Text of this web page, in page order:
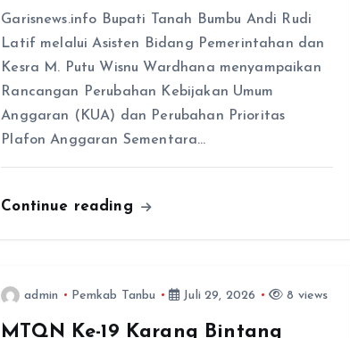
Garisnews.info Bupati Tanah Bumbu Andi Rudi
Latif melalui Asisten Bidang Pemerintahan dan
Kesra M. Putu Wisnu Wardhana menyampaikan
Rancangan Perubahan Kebijakan Umum
Anggaran (KUA) dan Perubahan Prioritas
Plafon Anggaran Sementara…
Continue reading
admin Pemkab Tanbu Juli 29, 2026 8 views
MTQN Ke-19 Karang Bintang